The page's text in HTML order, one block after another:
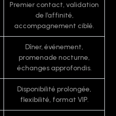
Premier contact, validation
de l’affinité,
accompagnement ciblé.
Dîner, événement,
promenade nocturne,
échanges approfondis.
Disponibilité prolongée,
flexibilité, format VIP.